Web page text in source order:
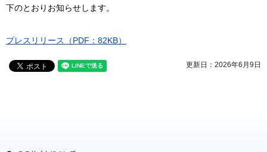
下のとおりお知らせします。
プレスリリース（PDF：82KB）
更新日：2026年6月9日